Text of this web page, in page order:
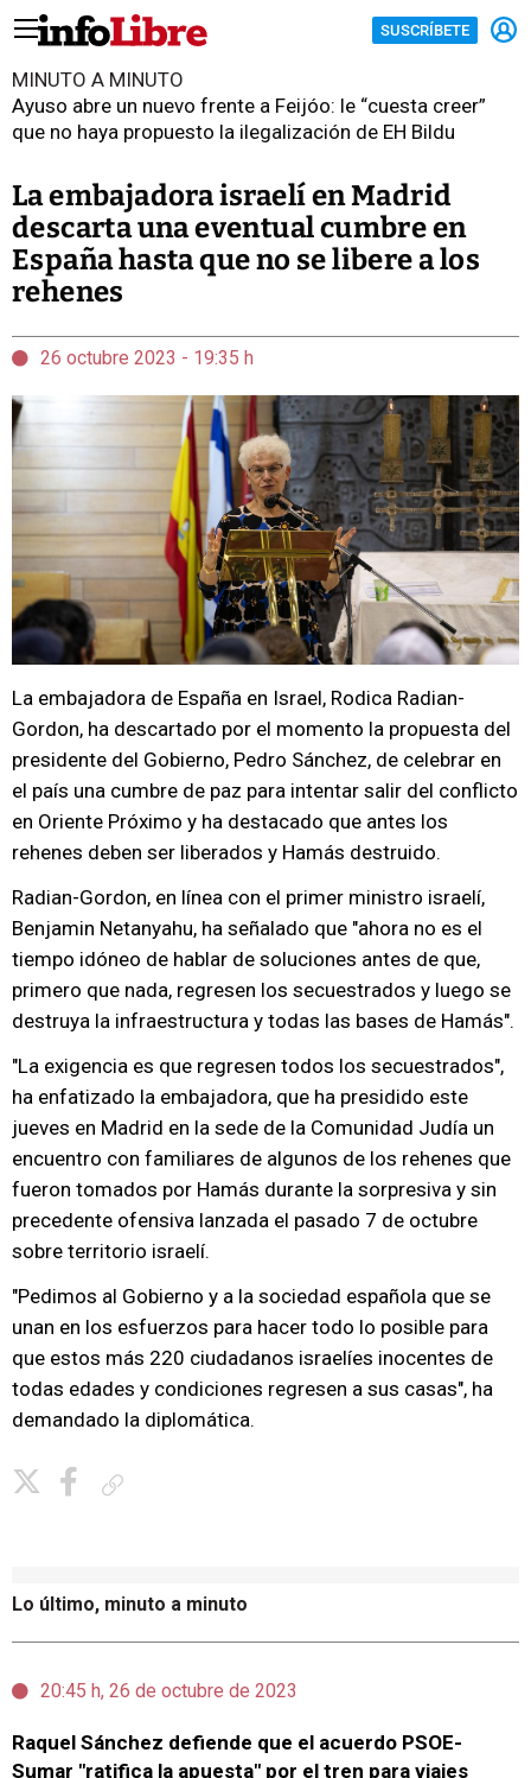
SUSCRÍBETE
MINUTO A MINUTO
Ayuso abre un nuevo frente a Feijóo: le “cuesta creer”
que no haya propuesto la ilegalización de EH Bildu
La embajadora israelí en Madrid
descarta una eventual cumbre en
España hasta que no se libere a los
rehenes
26 octubre 2023 - 19:35 h
La embajadora de España en Israel, Rodica Radian-
Gordon, ha descartado por el momento la propuesta del
presidente del Gobierno, Pedro Sánchez, de celebrar en
el país una cumbre de paz para intentar salir del conflicto
en Oriente Próximo y ha destacado que antes los
rehenes deben ser liberados y Hamás destruido.
Radian-Gordon, en línea con el primer ministro israelí,
Benjamin Netanyahu, ha señalado que "ahora no es el
tiempo idóneo de hablar de soluciones antes de que,
primero que nada, regresen los secuestrados y luego se
destruya la infraestructura y todas las bases de Hamás".
"La exigencia es que regresen todos los secuestrados",
ha enfatizado la embajadora, que ha presidido este
jueves en Madrid en la sede de la Comunidad Judía un
encuentro con familiares de algunos de los rehenes que
fueron tomados por Hamás durante la sorpresiva y sin
precedente ofensiva lanzada el pasado 7 de octubre
sobre territorio israelí.
"Pedimos al Gobierno y a la sociedad española que se
unan en los esfuerzos para hacer todo lo posible para
que estos más 220 ciudadanos israelíes inocentes de
todas edades y condiciones regresen a sus casas", ha
demandado la diplomática.
Lo último, minuto a minuto
20:45 h, 26 de octubre de 2023
Raquel Sánchez defiende que el acuerdo PSOE-
Sumar "ratifica la apuesta" por el tren para viajes